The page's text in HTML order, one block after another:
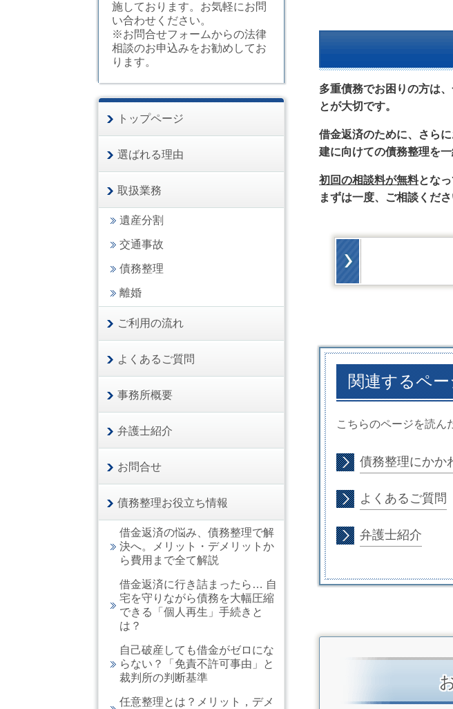
多重債務でお困りの方は
とが大切です。
借金返済のために、さら
建に向けての債務整理を一
初回の相談料が無料とな
まずは一度、ご相談くださ
関連するペ
こちらのページを読ん
債務整理にかか
よくあるご質問
弁護士紹介
施しております。お気軽にお問
い合わせください。
※お問合せフォームからの法律
相談のお申込みをお勧めしてお
ります。
トップページ
選ばれる理由
取扱業務
遺産分割
交通事故
債務整理
離婚
ご利用の流れ
よくあるご質問
事務所概要
弁護士紹介
お問合せ
債務整理お役立ち情報
借金返済の悩み、債務整理で解
決へ。メリット・デメリットか
ら費用まで全て解説
借金返済に行き詰まったら… 自
宅を守りながら債務を大幅圧縮
できる「個人再生」手続きと
は？
自己破産しても借金がゼロにな
らない？「免責不許可事由」と
裁判所の判断基準
任意整理とは？メリット，デメ